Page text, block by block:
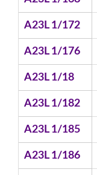
A23L 1/172
A23L 1/176
A23L 1/18
A23L 1/182
A23L 1/185
A23L 1/186